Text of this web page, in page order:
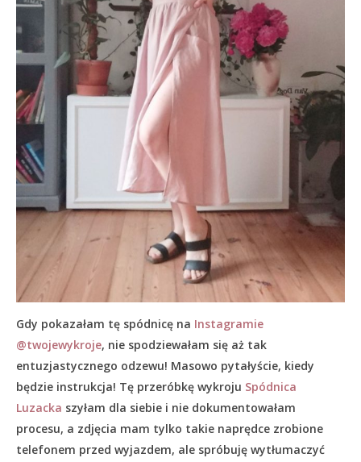
Gdy pokazałam tę spódnicę na Instagramie
@twojewykroje, nie spodziewałam się aż tak
entuzjastycznego odzewu! Masowo pytałyście, kiedy
będzie instrukcja! Tę przeróbkę wykroju Spódnica
Luzacka szyłam dla siebie i nie dokumentowałam
procesu, a zdjęcia mam tylko takie naprędce zrobione
telefonem przed wyjazdem, ale spróbuję wytłumaczyć